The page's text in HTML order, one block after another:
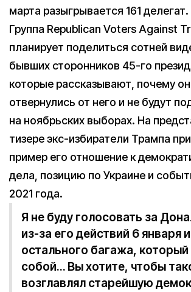
марта разыгрывается 161 делегат.
Группа Republican Voters Against
планирует поделиться сотней
бывших сторонников 45-го
которые рассказывают, почему
отвернулись от него и не будут
на ноябрьских выборах. На
тизере экс-избиратели Трампа
пример его отношение к
дела, позицию по Украине и
2021 года.
Я не буду голосовать за
из-за его действий 6 января
остального багажа, который
собой… Вы хотите, чтобы
возглавлял старейшую